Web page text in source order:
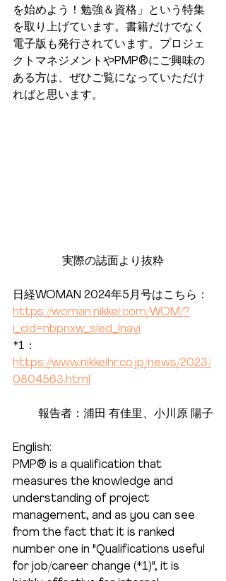
を始めよう！勉強＆資格」という特集
を取り上げています。書籍だけでなく
電子版も発行されています。プロジェ
クトマネジメントやPMP®にご興味の
ある方は、ぜひご覧になっていただけ
ればと思います。
実際の誌面より抜粋
日経WOMAN 2024年5月号はこちら：
https://woman.nikkei.com/WOM/?
i_cid=nbpnxw_sied_lnavi
*1：
https://www.nikkeihr.co.jp/news/2023/
0804563.html
報告者：浦田 有佳里、小川原 陽子
English:
PMP® is a qualification that
measures the knowledge and
understanding of project
management, and as you can see
from the fact that it is ranked
number one in "Qualifications useful
for job/career change (*1)", it is